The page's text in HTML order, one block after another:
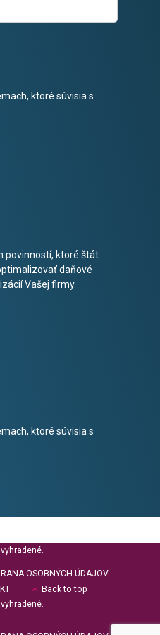
ktoré súvisia s
povinností, ktoré štát
daňové
Vašej firmy.
ktoré súvisia s
OSOBNÝCH ÚDAJOV
Back to top